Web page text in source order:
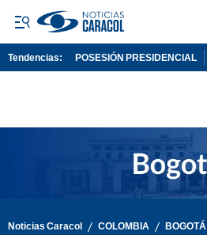
Tendencias: POSESIÓN PRESIDENCIAL
Noticias Caracol / COLOMBIA / BOGOTÁ